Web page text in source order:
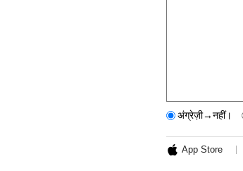
अंग्रेज़ी→नहीं।
App Store